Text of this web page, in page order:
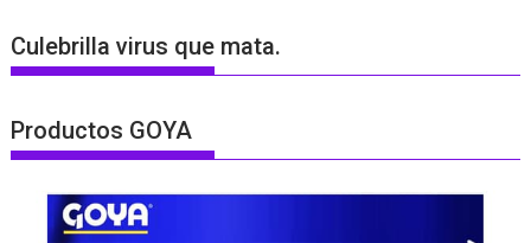
Culebrilla virus que mata.
Productos GOYA